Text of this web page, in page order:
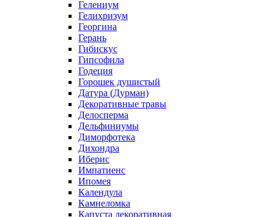
Гелениум
Гелихризум
Георгина
Герань
Гибискус
Гипсофила
Годеция
Горошек душистый
Датура (Дурман)
Декоративные травы
Делосперма
Дельфиниумы
Диморфотека
Дихондра
Иберис
Импатиенс
Ипомея
Календула
Камнеломка
Капуста декоративная